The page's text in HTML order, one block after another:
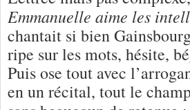
Emmanuelle aime les
chantait si bien
ripe sur les mots, hésite,
Puis ose tout avec
en un récital, tout le